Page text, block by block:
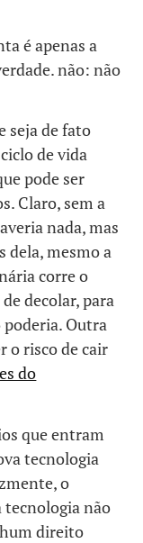
é apenas a
não: não
seja de fato
de vida
pode ser
Claro, sem a
nada, mas
dela, mesmo a
corre o
decolar, para
Outra
o risco de cair
do
que entram
tecnologia
o
tecnologia não
direito